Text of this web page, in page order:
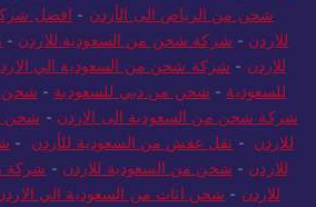
شحن من الرياض الى الأردن - افضل
للاردن - شركة شحن من السعودية للاردن -
للاردن - شركة شحن من السعودية الي
للسعودية - شحن من دبي للسعودية - شحن
شركة شحن من السعودية الى الاردن - شحن
للاردن - نقل عفش من السعودية للأردن -
للاردن - شحن من السعودية للاردن - شركة
للاردن - شحن اثاث من السعودية الي